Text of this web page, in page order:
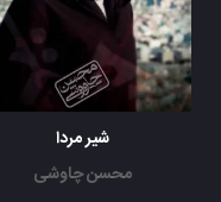
شیر مردا
محسن چاوشی